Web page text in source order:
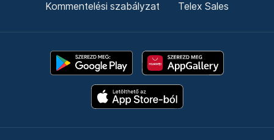
Kommentelési szabályzat Telex Sales